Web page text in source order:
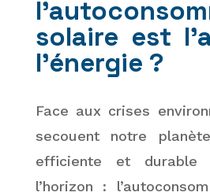
solaire est
l’énergie ?
Face aux crises
secouent notre
efficiente et durable
l’horizon :